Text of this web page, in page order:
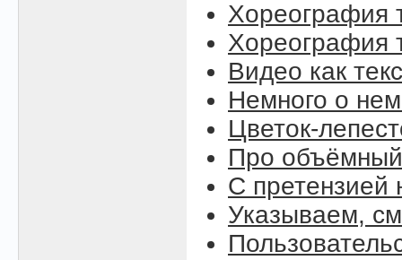
Хореография
Хореография
Видео как
Немного о
Цветок-
Про
С претензией
Указываем,